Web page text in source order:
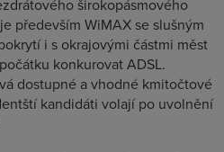
širokopásmového
především WiMAX se slušným
i s okrajovými částmi měst
konkurovat ADSL.
dostupné a vhodné kmitočtové
kandidáti volají po uvolnění